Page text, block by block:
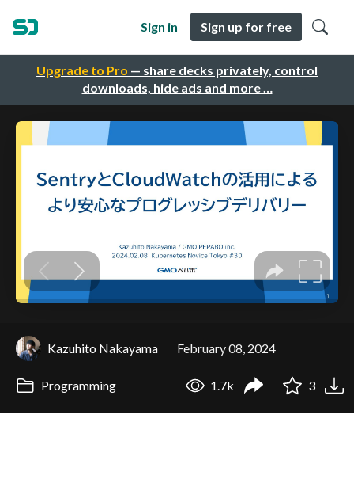
Upgrade to Pro — share decks privately, control
downloads, hide ads and more …
Sign in Sign up for free
Kazuhito Nakayama February 08, 2024
Programming 1.7k 3